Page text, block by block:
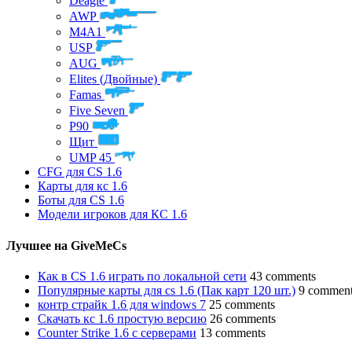
AWP
M4A1
USP
AUG
Elites (Двойные)
Famas
Five Seven
P90
Щит
UMP 45
CFG для CS 1.6
Карты для кс 1.6
Боты для CS 1.6
Модели игроков для КС 1.6
Лучшее на GiveMeCs
Как в CS 1.6 играть по локальной сети 43 comments
Популярные карты для cs 1.6 (Пак карт 120 шт.) 9
контр страйк 1.6 для windows 7 25 comments
Скачать кс 1.6 простую версию 26 comments
Counter Strike 1.6 с серверами 13 comments